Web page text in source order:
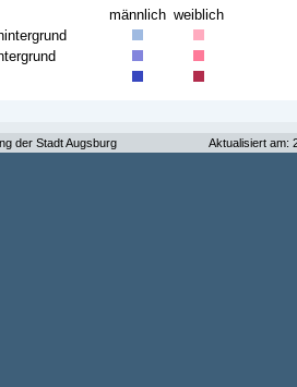
männlich weiblich
der Stadt Augsburg Aktualisiert am: